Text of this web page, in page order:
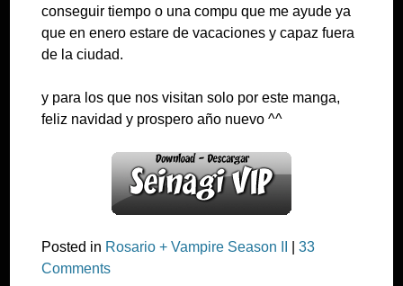
conseguir tiempo o una compu que me ayude ya
que en enero estare de vacaciones y capaz fuera
de la ciudad.
y para los que nos visitan solo por este manga,
feliz navidad y prospero año nuevo ^^
Posted in Rosario + Vampire Season II |33
Comments